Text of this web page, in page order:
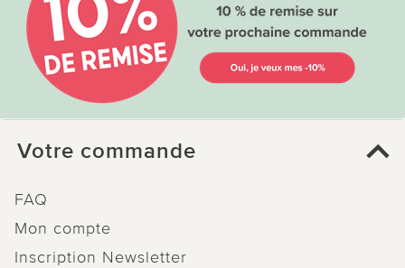
Votre commande
FAQ
Mon compte
Inscription Newsletter